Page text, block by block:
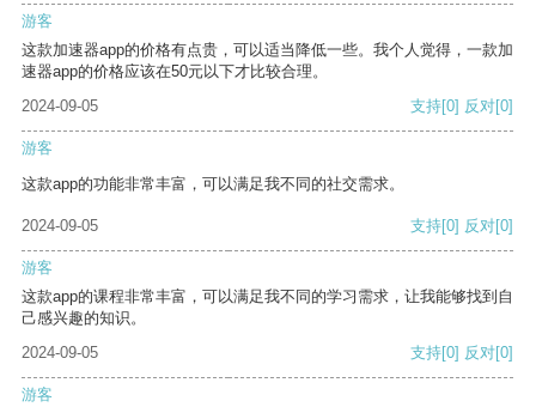
游客
这款加速器app的价格有点贵，可以适当降低一些。我个人觉得，一款加
速器app的价格应该在50元以下才比较合理。
2024-09-05
支持[0] 反对[0]
游客
这款app的功能非常丰富，可以满足我不同的社交需求。
2024-09-05 支持[0] 反对[0]
游客
这款app的课程非常丰富，可以满足我不同的学习需求，让我能够找到自
己感兴趣的知识。
2024-09-05
支持[0] 反对[0]
游客